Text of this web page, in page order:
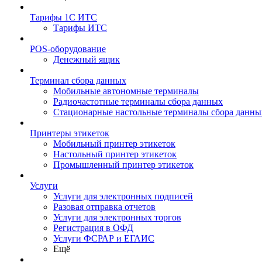
Тарифы 1С ИТС
Тарифы ИТС
POS-оборудование
Денежный ящик
Терминал сбора данных
Мобильные автономные терминалы
Радиочастотные терминалы сбора данных
Стационарные настольные терминалы сбора
Принтеры этикеток
Мобильный принтер этикеток
Настольный принтер этикеток
Промышленный принтер этикеток
Услуги
Услуги для электронных подписей
Разовая отправка отчетов
Услуги для электронных торгов
Регистрация в ОФД
Услуги ФСРАР и ЕГАИС
Ещё